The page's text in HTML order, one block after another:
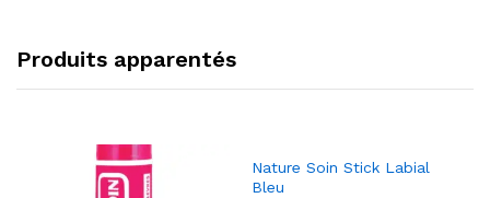
Produits apparentés
Nature Soin Stick Labial
Bleu